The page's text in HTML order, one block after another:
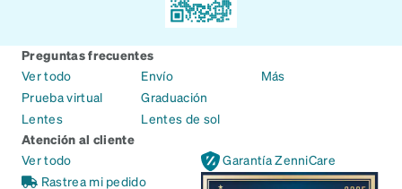
Preguntas frecuentes
Ver todo
Prueba virtual
Lentes
Envío
Graduación
Lentes de sol
Más
Atención al cliente
Ver todo
Rastrea mi pedido
Garantía ZenniCare